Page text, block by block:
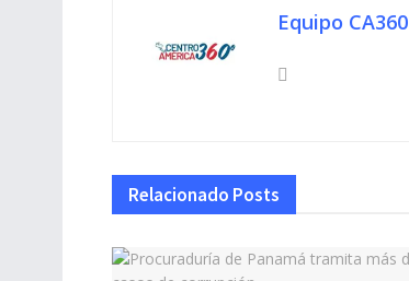
Equipo CA360
Relacionado Posts